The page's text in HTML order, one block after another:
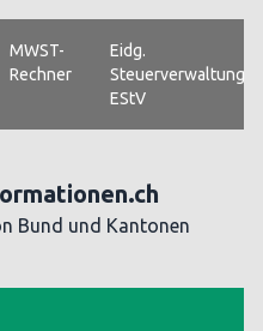
MWST-
Rechner
Eidg.
Steuerverwaltung
EStV
Bund und Kantonen